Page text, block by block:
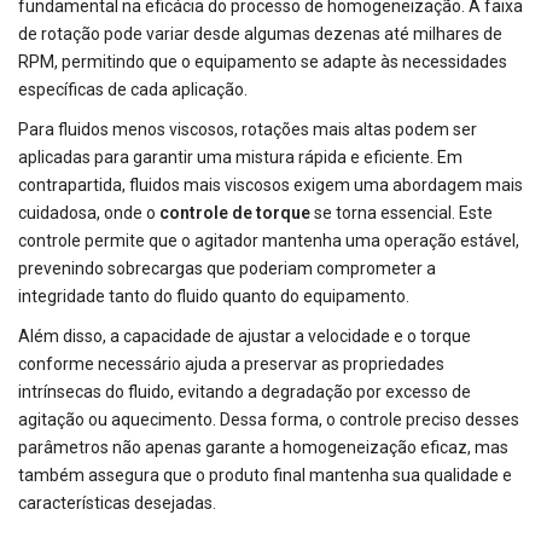
fundamental na eficácia do processo de homogeneização. A faixa
de rotação pode variar desde algumas dezenas até milhares de
RPM, permitindo que o equipamento se adapte às necessidades
específicas de cada aplicação.
Para fluidos menos viscosos, rotações mais altas podem ser
aplicadas para garantir uma mistura rápida e eficiente. Em
contrapartida, fluidos mais viscosos exigem uma abordagem mais
cuidadosa, onde o controle de torquese torna essencial. Este
controle permite que o agitador mantenha uma operação estável,
prevenindo sobrecargas que poderiam comprometer a
integridade tanto do fluido quanto do equipamento.
Além disso, a capacidade de ajustar a velocidade e o torque
conforme necessário ajuda a preservar as propriedades
intrínsecas do fluido, evitando a degradação por excesso de
agitação ou aquecimento. Dessa forma, o controle preciso desses
parâmetros não apenas garante a homogeneização eficaz, mas
também assegura que o produto final mantenha sua qualidade e
características desejadas.